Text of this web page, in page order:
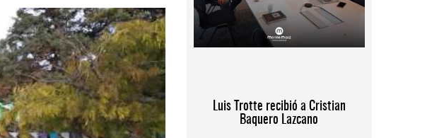
Luis Trotte recibió a Cristian
Baquero Lazcano